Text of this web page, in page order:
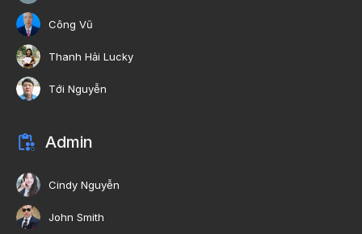
Công Vũ
Thanh Hải Lucky
Tới Nguyễn
Admin
Cindy Nguyễn
John Smith